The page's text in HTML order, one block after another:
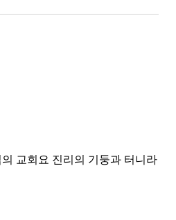
교회요 진리의 기둥과 터니라